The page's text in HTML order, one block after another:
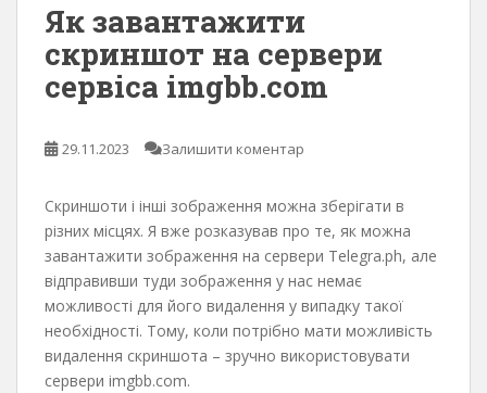
Як завантажити
скриншот на сервери
сервіса imgbb.com
29.11.2023 Залишити коментар
Скриншоти і інші зображення можна зберігати в
різних місцях. Я вже розказував про те, як можна
завантажити зображення на сервери Telegra.ph, але
відправивши туди зображення у нас немає
можливості для його видалення у випадку такої
необхідності. Тому, коли потрібно мати можливість
видалення скриншота – зручно використовувати
сервери imgbb.com.